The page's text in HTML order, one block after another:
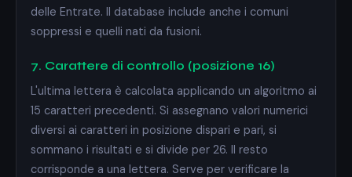
delle Entrate. Il database include anche i comuni
soppressi e quelli nati da fusioni.
7. Carattere di controllo (posizione 16)
L'ultima lettera è calcolata applicando un algoritmo ai
15 caratteri precedenti. Si assegnano valori numerici
diversi ai caratteri in posizione dispari e pari, si
sommano i risultati e si divide per 26. Il resto
corrisponde a una lettera. Serve per verificare la